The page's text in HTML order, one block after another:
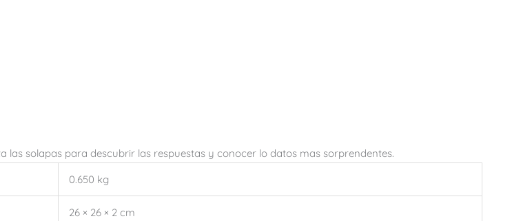
las solapas para descubrir las respuestas y conocer lo datos mas sorprendentes.
0.650 kg
26 × 26 × 2 cm